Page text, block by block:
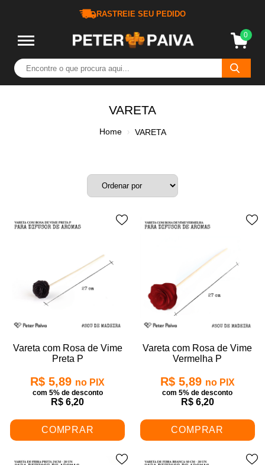
RASTREIE SEU PEDIDO
0
VARETA
Home VARETA
Vareta com Rosa de Vime
Preta P
R$ 5,89 no PIX
com 5% de desconto
R$ 6,20
COMPRAR
Vareta com Rosa de Vime
Vermelha P
R$ 5,89 no PIX
com 5% de desconto
R$ 6,20
COMPRAR